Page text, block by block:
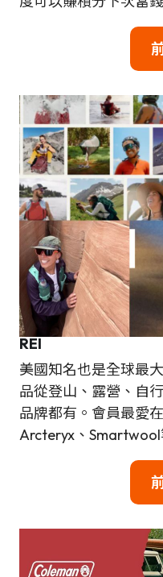
REI
美國知名也是全球最
品從登山、露營、自
品牌都有。會員最愛
Arcteryx、Smartwool